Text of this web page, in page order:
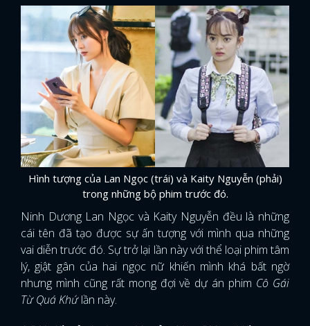
Hình tượng của Lan Ngọc (trái) và Kaity Nguyễn (phải)
trong những bộ phim trước đó.
Ninh Dương Lan Ngọc và Kaity Nguyễn đều là những
cái tên đã tạo được sự ấn tượng với mình qua những
vai diễn trước đó. Sự trở lại lần này với thể loại phim tâm
lý, giật gân của hai ngọc nữ khiến mình khá bất ngờ
nhưng mình cũng rất mong đợi về dự án phim Cô Gái
Từ Quá Khứlần này.